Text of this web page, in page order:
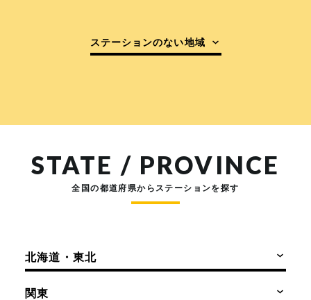
ステーションのない地域
STATE / PROVINCE
全国の都道府県からステーションを探す
北海道・東北
関東